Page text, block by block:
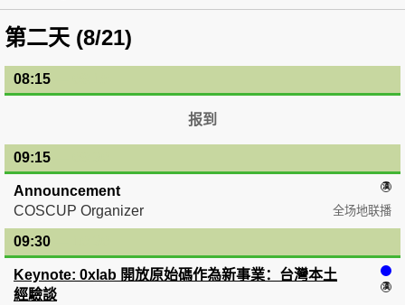
第二天 (8/21)
08:15
报到
09:15
Announcement
全场地联播
COSCUP Organizer
09:30
Keynote: 0xlab 開放原始碼作為新事業：台灣本土
經驗談